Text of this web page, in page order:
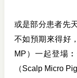
或是部分患者先
不如預期來得好
MP）一起登場
（Scalp Micro